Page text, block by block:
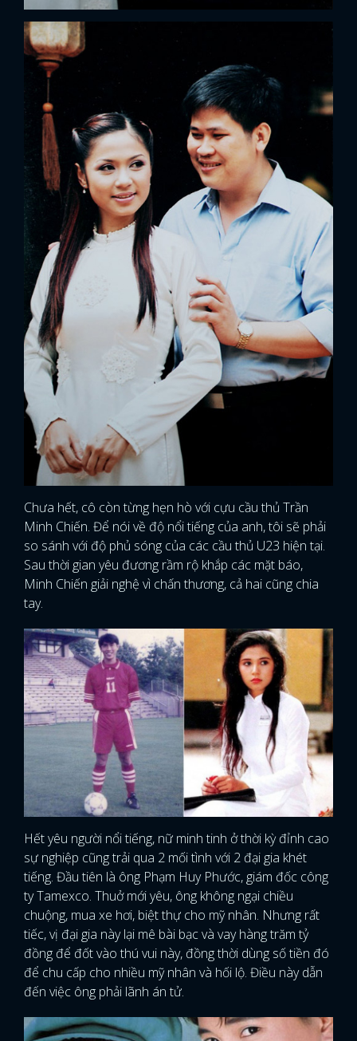
Chưa hết, cô còn từng hẹn hò với cựu cầu thủ Trần
Minh Chiến. Để nói về độ nổi tiếng của anh, tôi sẽ phải
so sánh với độ phủ sóng của các cầu thủ U23 hiện tại.
Sau thời gian yêu đương rầm rộ khắp các mặt báo,
Minh Chiến giải nghệ vì chấn thương, cả hai cũng chia
tay.
Hết yêu người nổi tiếng, nữ minh tinh ở thời kỳ đỉnh cao
sự nghiệp cũng trải qua 2 mối tình với 2 đại gia khét
tiếng. Đầu tiên là ông Phạm Huy Phước, giám đốc công
ty Tamexco. Thuở mới yêu, ông không ngại chiều
chuộng, mua xe hơi, biệt thự cho mỹ nhân. Nhưng rất
tiếc, vị đại gia này lại mê bài bạc và vay hàng trăm tỷ
đồng để đốt vào thú vui này, đồng thời dùng số tiền đó
để chu cấp cho nhiều mỹ nhân và hối lộ. Điều này dẫn
đến việc ông phải lãnh án tử.